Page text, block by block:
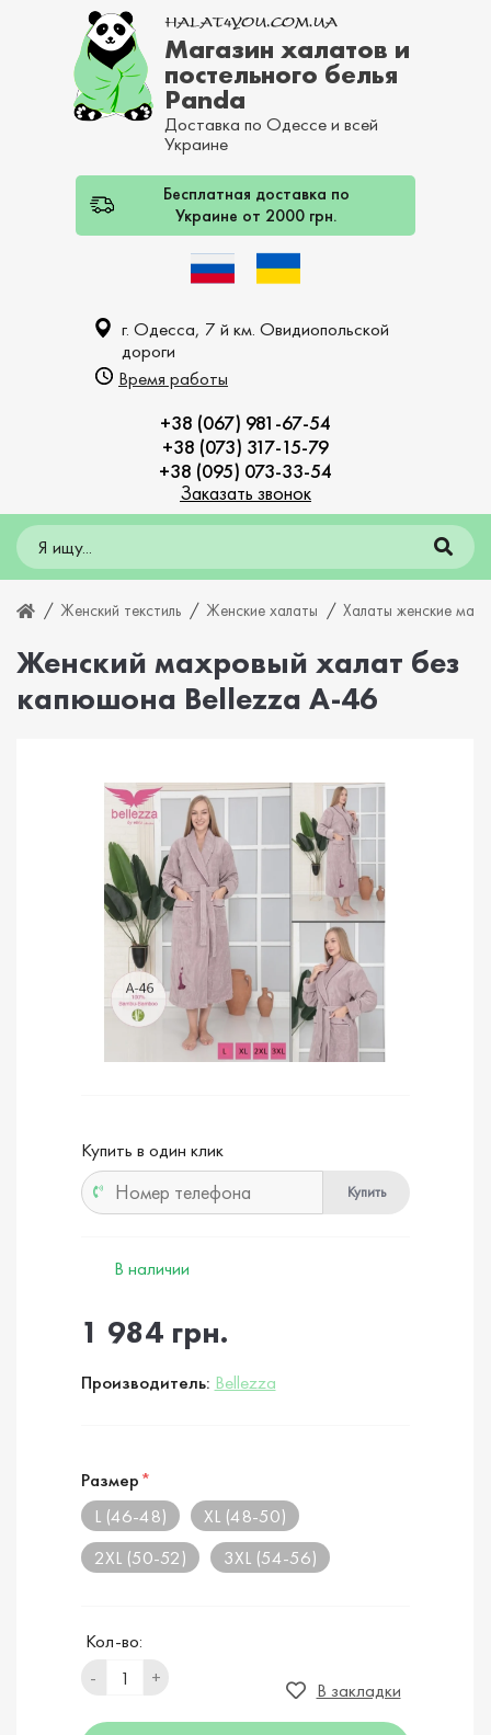
Магазин халатов и
постельного белья
Panda
Доставка по Одессе и всей
Украине
Бесплатная доставка по
Украине от 2000 грн.
г. Одесса, 7 й км. Овидиопольской
дороги
Время работы
+38 (067) 981-67-54
+38 (073) 317-15-79
+38 (095) 073-33-54
Заказать звонок
Женский текстиль Женские халаты Халаты женские
Женский махровый халат без
капюшона Bellezza A-46
Купить в один клик
Купить
В наличии
1 984 грн.
Производитель: Bellezza
Размер*
L (46-48)
XL (48-50)
2XL (50-52)
3XL (54-56)
Кол-во:
-
+
В закладки